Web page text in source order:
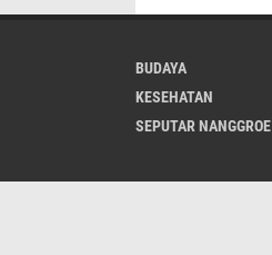
BUDAYA
KESEHATAN
SEPUTAR NANGGROE